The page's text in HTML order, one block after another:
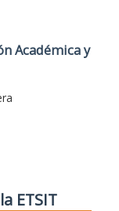
Académica y
ETSIT